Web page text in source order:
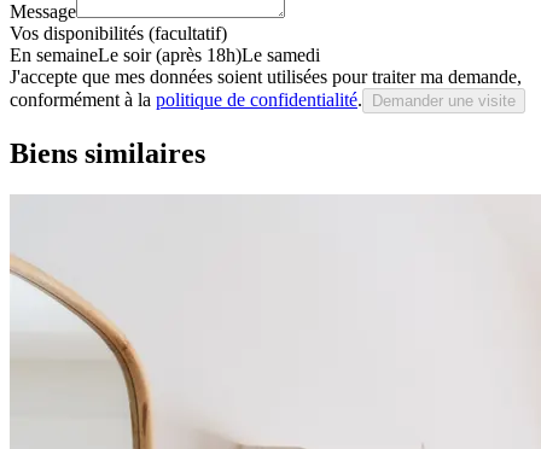
Message
Vos disponibilités (facultatif)
En semaineLe soir (après 18h)Le samedi
J'accepte que mes données soient utilisées pour traiter ma demande,
conformément à la politique de confidentialité. Demander une visite
Biens similaires